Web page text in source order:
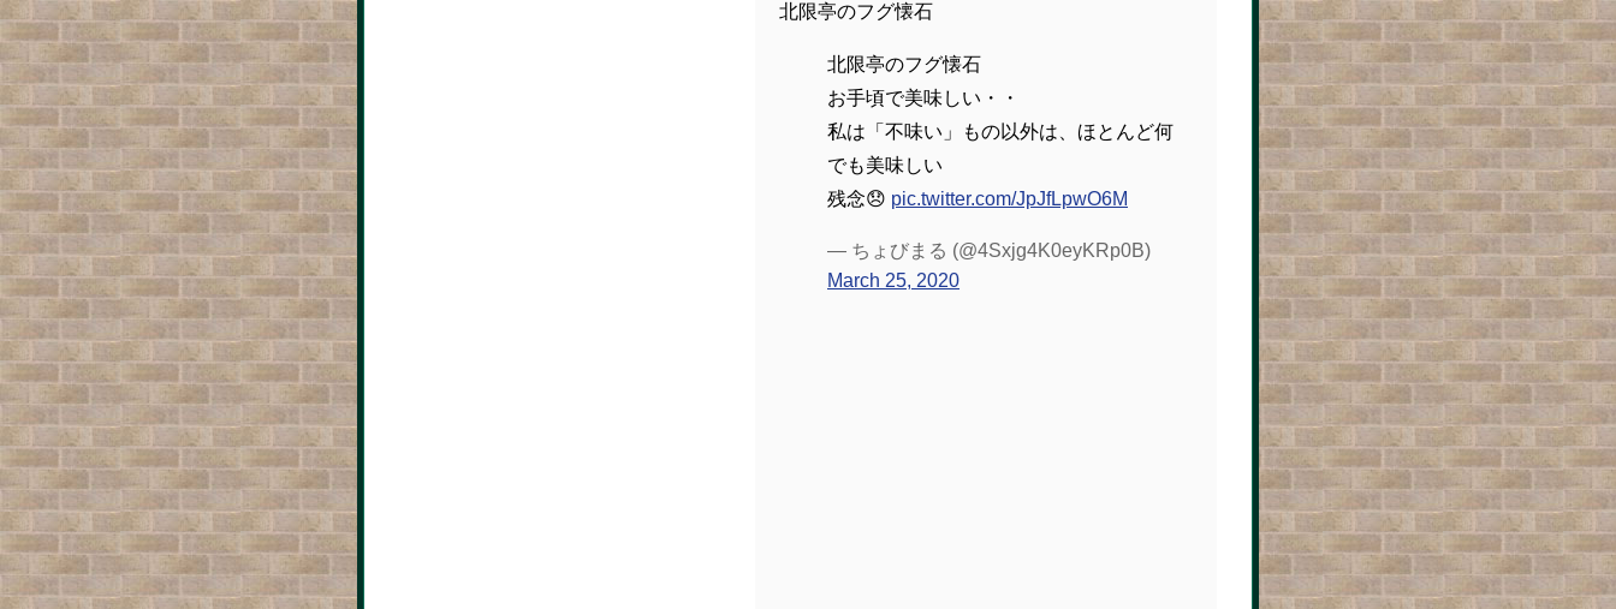
北限亭のフグ懐石
北限亭のフグ懐石
お手頃で美味しい・・
私は「不味い」もの以外は、ほとんど何
でも美味しい
残念😞 pic.twitter.com/JpJfLpwO6M
— ちょびまる (@4Sxjg4K0eyKRp0B)
March 25, 2020